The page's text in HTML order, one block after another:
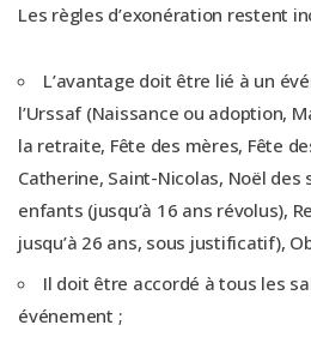
Les règles d’exonération restent
L’avantage doit être lié à un
l’Urssaf (Naissance ou adoption,
la retraite, Fête des mères, Fête
Catherine, Saint-Nicolas, Noël des
enfants (jusqu’à 16 ans révolus),
jusqu’à 26 ans, sous justificatif),
Il doit être accordé à tous les
événement ;